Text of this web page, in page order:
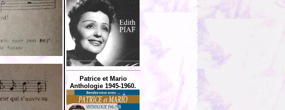
Patrice et Mario
Anthologie 1945-1960.